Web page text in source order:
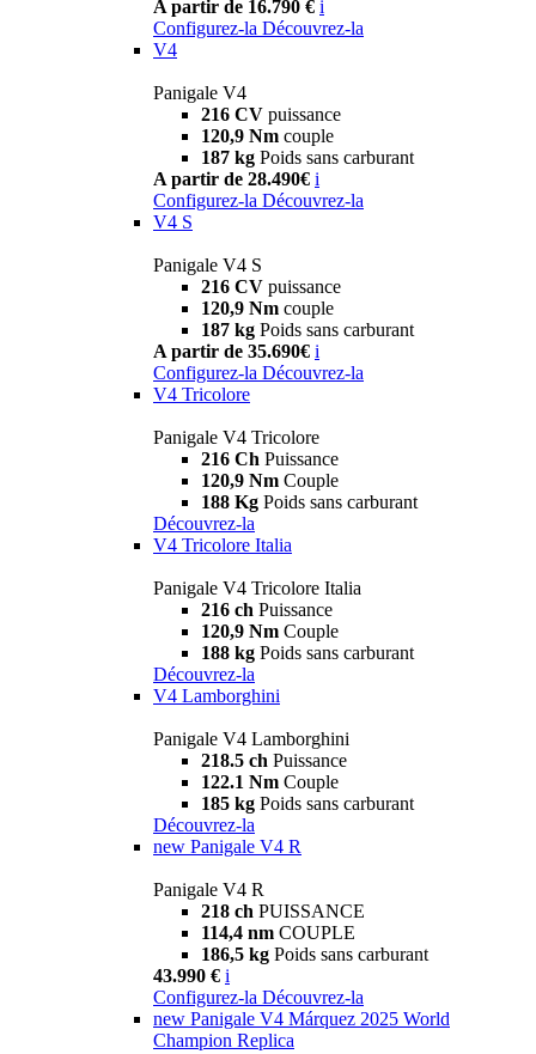
A partir de 16.790 € i
Configurez-la Découvrez-la
V4
Panigale V4
216 CV puissance
120,9 Nm couple
187 kg Poids sans carburant
A partir de 28.490€ i
Configurez-la Découvrez-la
V4 S
Panigale V4 S
216 CV puissance
120,9 Nm couple
187 kg Poids sans carburant
A partir de 35.690€ i
Configurez-la Découvrez-la
V4 Tricolore
Panigale V4 Tricolore
216 Ch Puissance
120,9 Nm Couple
188 Kg Poids sans carburant
Découvrez-la
V4 Tricolore Italia
Panigale V4 Tricolore Italia
216 ch Puissance
120,9 Nm Couple
188 kg Poids sans carburant
Découvrez-la
V4 Lamborghini
Panigale V4 Lamborghini
218.5 ch Puissance
122.1 Nm Couple
185 kg Poids sans carburant
Découvrez-la
new Panigale V4 R
Panigale V4 R
218 ch PUISSANCE
114,4 nm COUPLE
186,5 kg Poids sans carburant
43.990 € i
Configurez-la Découvrez-la
new Panigale V4 Márquez 2025 World
Champion Replica